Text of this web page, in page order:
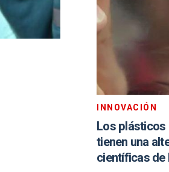
INNOVACIÓN
Los plásticos
tienen una
científicas de